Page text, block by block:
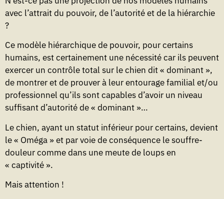
avec l’attrait du pouvoir, de l’autorité et de la hiérarchie
?
Ce modèle hiérarchique de pouvoir, pour certains
humains, est certainement une nécessité car ils peuvent
exercer un contrôle total sur le chien dit « dominant »,
de montrer et de prouver à leur entourage familial et/ou
professionnel qu’ils sont capables d’avoir un niveau
suffisant d’autorité de « dominant »…
Le chien, ayant un statut inférieur pour certains, devient
le « Oméga » et par voie de conséquence le souffre-
douleur comme dans une meute de loups en
« captivité ».
Mais attention !